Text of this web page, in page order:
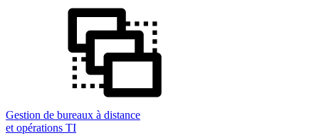
Gestion de bureaux à distance
et opérations TI